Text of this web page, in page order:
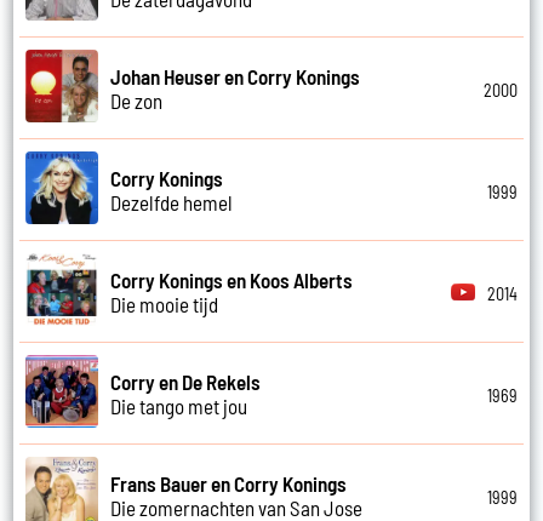
Johan Heuser en Corry Konings
De zon
2000
Corry Konings
Dezelfde hemel
1999
Corry Konings en Koos Alberts
Die mooie tijd
2014
Corry en De Rekels
Die tango met jou
1969
Frans Bauer en Corry Konings
Die zomernachten van San Jose
1999